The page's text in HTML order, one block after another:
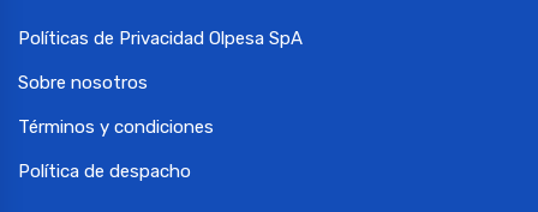
Políticas de Privacidad Olpesa SpA
Sobre nosotros
Términos y condiciones
Política de despacho